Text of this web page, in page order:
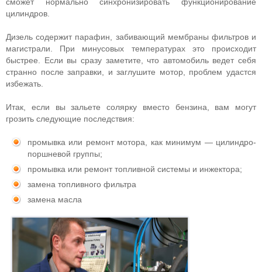
цилиндров.
Дизель содержит парафин, забивающий мембраны фильтров и
магистрали. При минусовых температурах это происходит
быстрее. Если вы сразу заметите, что автомобиль ведет себя
странно после заправки, и заглушите мотор, проблем удастся
избежать.
Итак, если вы зальете солярку вместо бензина, вам могут
грозить следующие последствия:
промывка или ремонт мотора, как минимум — цилиндро-
поршневой группы;
промывка или ремонт топливной системы и инжектора;
замена топливного фильтра
замена масла